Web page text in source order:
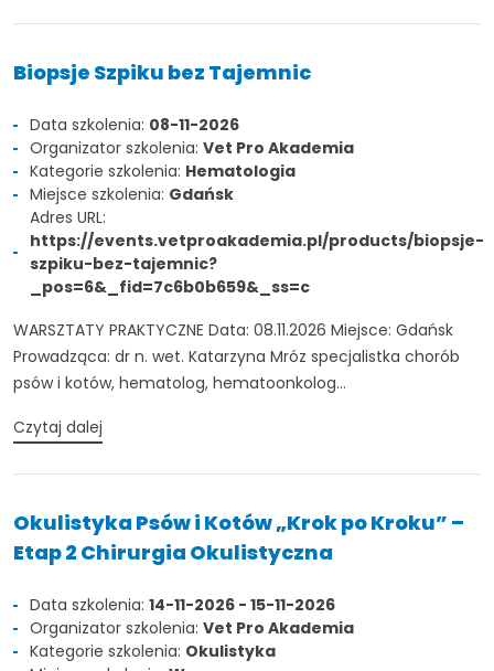
Biopsje Szpiku bez Tajemnic
Data szkolenia: 08-11-2026
Organizator szkolenia: Vet Pro Akademia
Kategorie szkolenia: Hematologia
Miejsce szkolenia: Gdańsk
Adres URL:
https://events.vetproakademia.pl/products/biopsje-
szpiku-bez-tajemnic?
_pos=6&_fid=7c6b0b659&_ss=c
WARSZTATY PRAKTYCZNE Data: 08.11.2026 Miejsce: Gdańsk
Prowadząca: dr n. wet. Katarzyna Mróz specjalistka chorób
psów i kotów, hematolog, hematoonkolog...
Czytaj dalej
Okulistyka Psów i Kotów „Krok po Kroku” –
Etap 2 Chirurgia Okulistyczna
Data szkolenia: 14-11-2026 - 15-11-2026
Organizator szkolenia: Vet Pro Akademia
Kategorie szkolenia: Okulistyka